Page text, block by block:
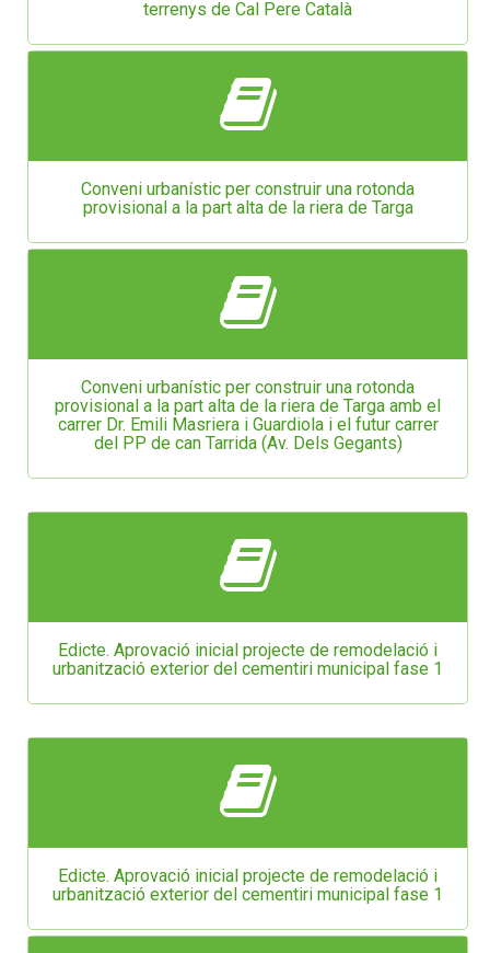
terrenys de Cal Pere Català
Conveni urbanístic per construir una rotonda
provisional a la part alta de la riera de Targa
Conveni urbanístic per construir una rotonda
provisional a la part alta de la riera de Targa amb el
carrer Dr. Emili Masriera i Guardiola i el futur carrer
del PP de can Tarrida (Av. Dels Gegants)
Edicte. Aprovació inicial projecte de remodelació i
urbanització exterior del cementiri municipal fase 1
Edicte. Aprovació inicial projecte de remodelació i
urbanització exterior del cementiri municipal fase 1